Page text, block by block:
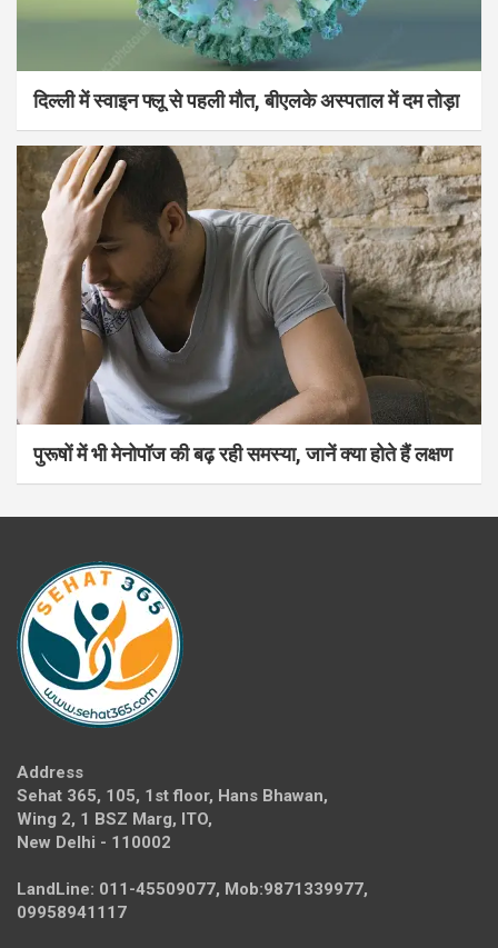
दिल्ली में स्वाइन फ्लू से पहली मौत, बीएलके अस्पताल में दम तोड़ा
पुरूषों में भी मेनोपॉज की बढ़ रही समस्या, जानें क्या होते हैं लक्षण
Address
Sehat 365, 105, 1st floor, Hans Bhawan,
Wing 2, 1 BSZ Marg, ITO,
New Delhi - 110002
LandLine: 011-45509077, Mob:9871339977,
09958941117